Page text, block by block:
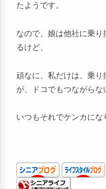
たようです。
なので、娘は他社に乗
るけど、
頑なに、私だけは、乗
が、ドコでもつながらな
いつもそれでケンカにな